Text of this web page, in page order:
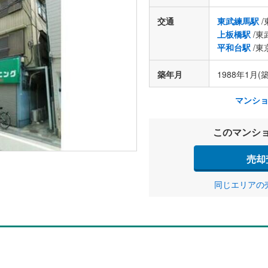
交通 東武練馬駅 /
上板橋駅 /東
平和台駅 /東
築年月 1988年1月(
マンシ
このマンシ
売
同じエリアの